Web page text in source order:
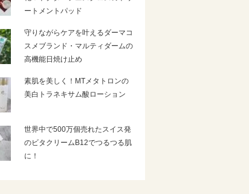
ートメントパッド
守りながらケアを叶えるダーマコ
スメブランド・マルティダームの
高機能日焼け止め
素肌を美しく！MTメタトロンの
美白トラネキサム酸ローション
世界中で500万個売れたスイス発
のビタクリームB12でつるつる肌
に！